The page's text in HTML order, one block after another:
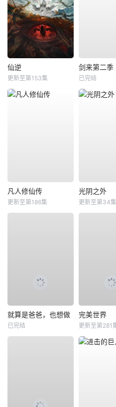
仙逆
更新至第153集
剑来第二季
已完结
凡人修仙传
更新至第186集
光阴之外
更新至第34集
就算是爸爸，也想做
已完结
完美世界
更新至第281